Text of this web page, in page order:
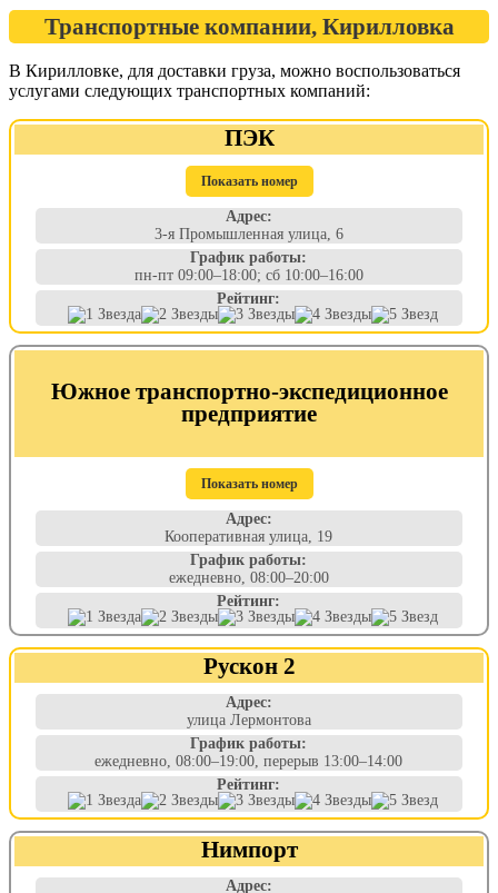
Транспортные компании, Кирилловка
В Кирилловке, для доставки груза, можно воспользоваться
услугами следующих транспортных компаний:
ПЭК
Показать номер
Адрес:
3-я Промышленная улица, 6
График работы:
пн-пт 09:00–18:00; сб 10:00–16:00
Рейтинг:
Южное транспортно-экспедиционное
предприятие
Показать номер
Адрес:
Кооперативная улица, 19
График работы:
ежедневно, 08:00–20:00
Рейтинг:
Рускон 2
Адрес:
улица Лермонтова
График работы:
ежедневно, 08:00–19:00, перерыв 13:00–14:00
Рейтинг:
Нимпорт
Адрес: